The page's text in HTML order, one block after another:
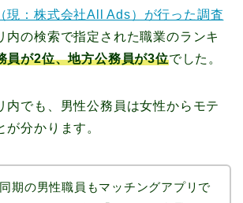
現：株式会社All Ads）が行った調査
内の検索で指定された職業のランキ
員が2位、地方公務員が3位でした。
内でも、男性公務員は女性からモテ
が分かります。
期の男性職員もマッチングアプリで